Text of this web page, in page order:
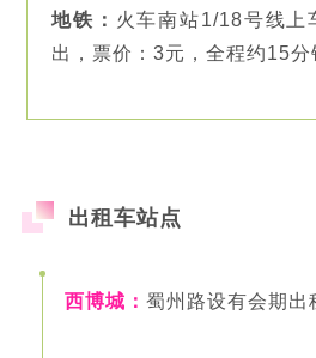
地铁： 火车南站1/18号线上
出，票价：3元，全程约15分
出租车站点
西博城： 蜀州路设有会期出